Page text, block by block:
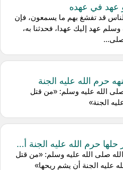
عهد في عهده
قد تفشغ بهم ما يسمعون، فإن
عهد إليك عهدا، فحدثنا به،
حرم الله عليه الجنة
الله عليه وسلم: «من قتل
الجنة»
حرم الله عليه الجنة أ...
صلى الله عليه وسلم: «من قتل
عليه الجنة أن يشم ريحها»